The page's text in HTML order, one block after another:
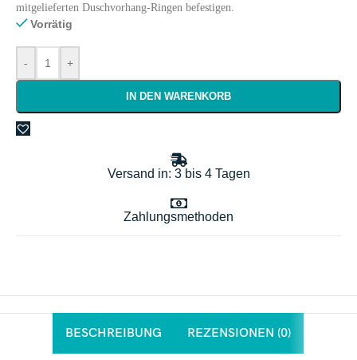
mitgelieferten Duschvorhang-Ringen befestigen.
Vorrätig
- +
IN DEN WARENKORB
Versand in: 3 bis 4 Tagen
Zahlungsmethoden
BESCHREIBUNG REZENSIONEN (0)